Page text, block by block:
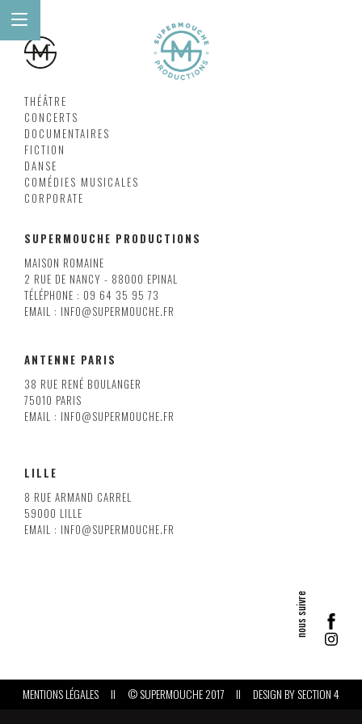
THÉÂTRE
CONCERTS
DOCUMENTAIRES
FICTION
DANSE
COMÉDIES MUSICALES
CORPORATE
SUPERMOUCHE PRODUCTIONS
MAISON ROMAINE
2 RUE DE NANCY - 88000 EPINAL
TÉLÉPHONE : 09 64 35 95 73
EMAIL : INFO@SUPERMOUCHE.FR
ANTENNE PARIS
38 RUE RENÉ BOULANGER
75010 PARIS
EMAIL : INFO@SUPERMOUCHE.FR
LILLE
8 RUE ARMAND CARREL
59000 LILLE
EMAIL : INFO@SUPERMOUCHE.FR
MENTIONS LÉGALES II © SUPERMOUCHE 2017 II DESIGN BYSECTION 4